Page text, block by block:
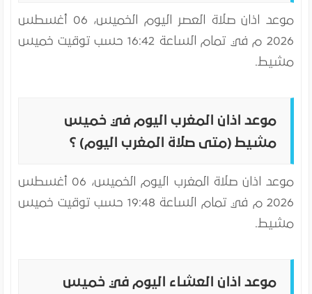
موعد اذان صلاة العصر اليوم
الخميس، 06 أغسطس
2026 م
في تمام الساعة 16:42 حسب توقيت خميس
مشيط.
موعد اذان المغرب اليوم في خميس
مشيط (متى صلاة المغرب اليوم) ؟
موعد اذان صلاة المغرب اليوم
الخميس، 06 أغسطس
2026 م
في تمام الساعة 19:48 حسب توقيت خميس
مشيط.
موعد اذان العشاء اليوم في خميس